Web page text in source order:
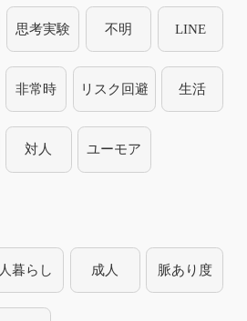
思考実験 不明 LINE
非常時 リスク回避 生活
対人 ユーモア
暮らし 成人 脈あり度